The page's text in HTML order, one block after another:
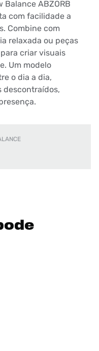
Balance ABZORB
com facilidade a
Combine com
relaxada ou peças
criar visuais
Um modelo
o dia a dia,
descontraídos,